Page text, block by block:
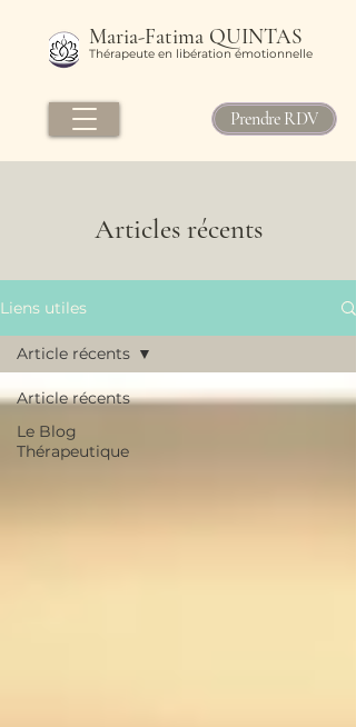
Maria-Fatima QUINTAS
Thérapeute en libération émotionnelle
Prendre RDV
Articles récents
Liens utiles
Article récents
Le Blog
Thérapeutique
Article récents